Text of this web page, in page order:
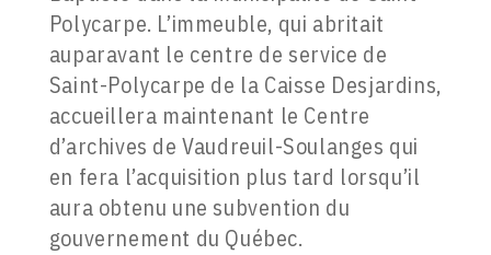
Polycarpe. L’immeuble, qui abritait
auparavant le centre de service de
Saint-Polycarpe de la Caisse Desjardins,
accueillera maintenant le Centre
d’archives de Vaudreuil-Soulanges qui
en fera l’acquisition plus tard lorsqu’il
aura obtenu une subvention du
gouvernement du Québec.